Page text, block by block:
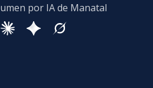
por IA de Manatal